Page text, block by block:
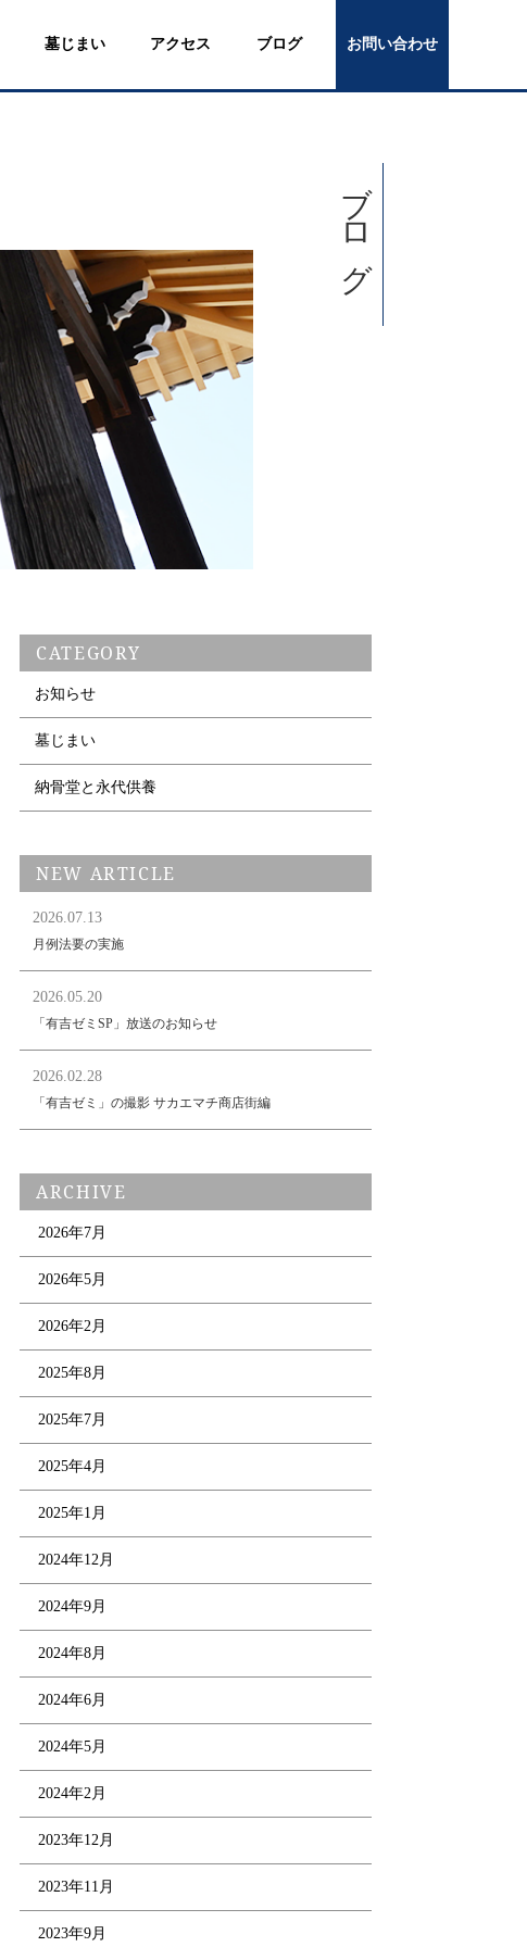
墓じまい アクセス ブログ お問い合わせ
ブログ
CATEGORY
お知らせ
墓じまい
納骨堂と永代供養
NEW ARTICLE
2026.07.13
月例法要の実施
2026.05.20
「有吉ゼミSP」放送のお知らせ
2026.02.28
「有吉ゼミ」の撮影 サカエマチ商店街編
ARCHIVE
2026年7月
2026年5月
2026年2月
2025年8月
2025年7月
2025年4月
2025年1月
2024年12月
2024年9月
2024年8月
2024年6月
2024年5月
2024年2月
2023年12月
2023年11月
2023年9月